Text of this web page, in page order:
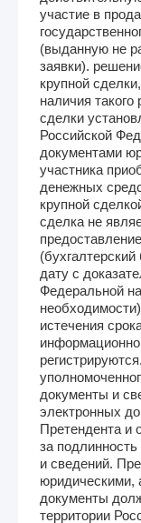
участие в
(выданную не
заявки).
крупной
наличия
сделки
Российской
документами
участника
денежных
крупной
сделка не
дату с
Федеральной
истечения
документы и
электронных
Претендента и
за
и сведений.
юридическими,
документы
территории